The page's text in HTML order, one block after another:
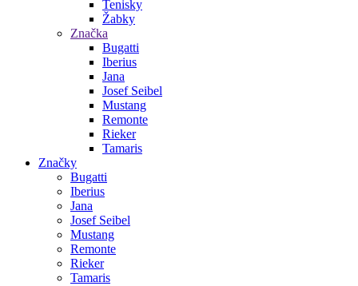
Tenisky
Žabky
Značka
Bugatti
Iberius
Jana
Josef Seibel
Mustang
Remonte
Rieker
Tamaris
Značky
Bugatti
Iberius
Jana
Josef Seibel
Mustang
Remonte
Rieker
Tamaris